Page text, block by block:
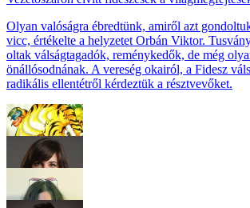
Olyan valóságra ébredtünk, amiről azt
vicc, értékelte a helyzetet Orbán Viktor.
oltak válságtagadók, reménykedők, de még
önállósodnának. A vereség okairól, a Fidesz
radikális ellentétről kérdeztük a résztvevőket.